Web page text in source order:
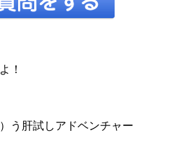
！
肝試しアドベンチャー